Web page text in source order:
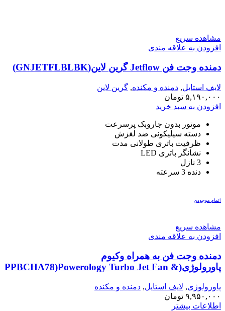
مشاهده سریع
افزودن به علاقه مندی
دمنده وجت فن Jetflow گرین لاین(GNJETFLBLBK)
لایف استایل, دمنده و مکنده, گرین لاین
۵,۱۹۰,۰۰۰ تومان
افزودن به سبد خرید
موتور بدون جاروبک پرسرعت
دسته سیلیکونی ضد لغزش
ظرفیت باتری طولانی مدت
نشانگر باتری LED
3 نازل
دنده 3 سرعته
اتمام موجودی
مشاهده سریع
افزودن به علاقه مندی
دمنده وجت فن به همراه وکیوم
پاورولوژی(PPBCHA78)Powerology Turbo Jet Fan &
پاورولوژی, لایف استایل, دمنده و مکنده
۹,۹۵۰,۰۰۰ تومان
اطلاعات بیشتر